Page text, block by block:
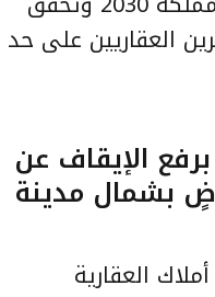
العقاريين على حد
الإيقاف عن
بشمال مدينة
أملاك العقارية